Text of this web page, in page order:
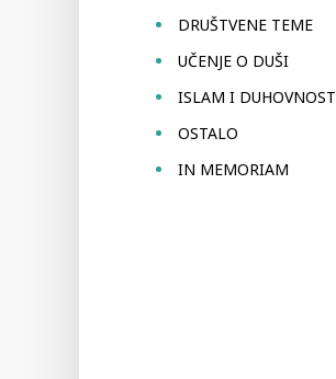
DRUŠTVENE TEME
UČENJE O DUŠI
ISLAM I DUHOVNOST
OSTALO
IN MEMORIAM